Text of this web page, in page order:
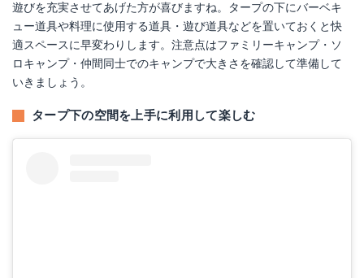
遊びを充実させてあげた方が喜びますね。タープの下にバーベキ
ュー道具や料理に使用する道具・遊び道具などを置いておくと快
適スペースに早変わりします。注意点はファミリーキャンプ・ソ
ロキャンプ・仲間同士でのキャンプで大きさを確認して準備して
いきましょう。
タープ下の空間を上手に利用して楽しむ